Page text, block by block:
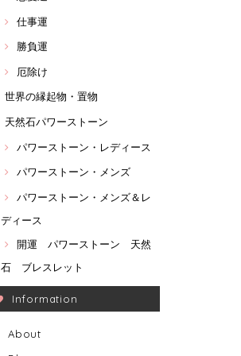
仕事運
勝負運
厄除け
世界の縁起物・置物
天然石パワーストーン
パワーストーン・レディース
パワーストーン・メンズ
パワーストーン・メンズ＆レ
ディース
開運 パワーストーン 天然
石 ブレスレット
Information
About